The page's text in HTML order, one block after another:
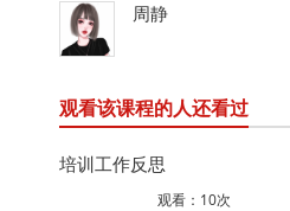
周静
观看该课程的人还看过
培训工作反思
观看：10次